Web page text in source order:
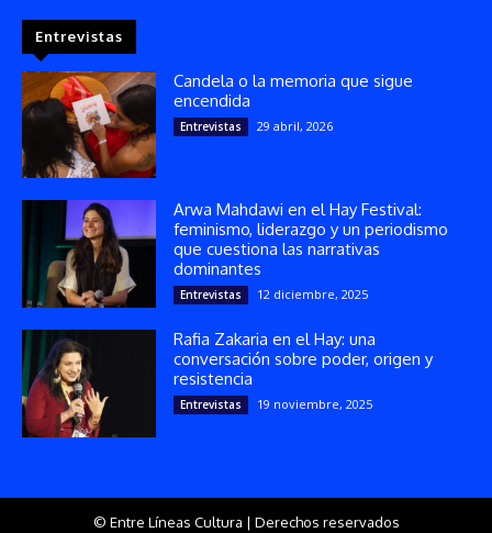
Entrevistas
Candela o la memoria que sigue
encendida
Entrevistas 29 abril, 2026
Arwa Mahdawi en el Hay Festival:
feminismo, liderazgo y un periodismo
que cuestiona las narrativas
dominantes
Entrevistas 12 diciembre, 2025
Rafia Zakaria en el Hay: una
conversación sobre poder, origen y
resistencia
Entrevistas 19 noviembre, 2025
© Entre Líneas Cultura | Derechos reservados